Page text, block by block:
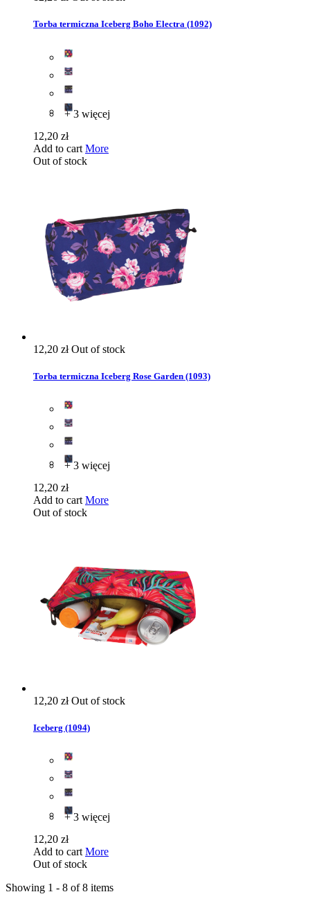
Torba termiczna Iceberg Boho Electra (1092)
+ 3 więcej
12,20 zł
Add to cart More
Out of stock
12,20 złOut of stock
Torba termiczna Iceberg Rose Garden (1093)
+ 3 więcej
12,20 zł
Add to cart More
Out of stock
12,20 złOut of stock
Iceberg (1094)
+ 3 więcej
12,20 zł
Add to cart More
Out of stock
Showing 1 - 8 of 8 items